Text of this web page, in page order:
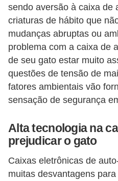
sendo aversão à caixa de
criaturas de hábito que
mudanças abruptas ou
problema com a caixa de
de seu gato estar muito
questões de tensão de
fatores ambientais vão
sensação de segurança
Alta tecnologia na
prejudicar o gato
Caixas eletrônicas de
muitas desvantagens
R
a
ç
ã
e
a
i
m
e
n